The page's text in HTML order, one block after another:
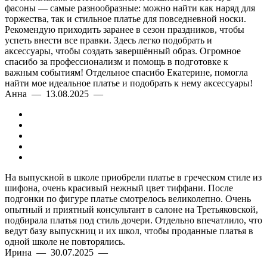
фасоны — самые разнообразные: можно найти как наряд для
торжества, так и стильное платье для повседневной носки.
Рекомендую приходить заранее в сезон праздников, чтобы
успеть внести все правки. Здесь легко подобрать и
аксессуары, чтобы создать завершённый образ. Огромное
спасибо за профессионализм и помощь в подготовке к
важным событиям! Отдельное спасибо Екатерине, помогла
найти мое идеальное платье и подобрать к нему аксессуары!
Анна — 13.08.2025 —
На выпускной в школе приобрели платье в греческом стиле из
шифона, очень красивый нежный цвет тиффани. После
подгонки по фигуре платье смотрелось великолепно. Очень
опытный и приятный консультант в салоне на Третьяковской,
подбирала платья под стиль дочери. Отдельно впечатлило, что
ведут базу выпускниц и их школ, чтобы проданные платья в
одной школе не повторялись.
Ирина — 30.07.2025 —